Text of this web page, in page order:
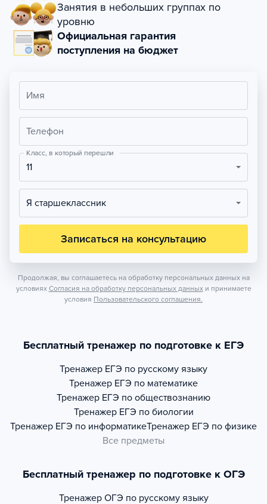
Занятия в небольших группах по
уровню
Официальная гарантия
поступления на бюджет
Имя
Телефон
Класс, в который перешли
11
Я старшеклассник
Записаться на консультацию
Продолжая, вы соглашаетесь на обработку персональных данных на
условиях Согласия на обработку персональных данных и принимаете
условия Пользовательского соглашения.
Бесплатный тренажер по подготовке к ЕГЭ
Тренажер ЕГЭ по русскому языку
Тренажер ЕГЭ по математике
Тренажер ЕГЭ по обществознанию
Тренажер ЕГЭ по биологии
Тренажер ЕГЭ по информатикеТренажер ЕГЭ по физике
Все предметы
Бесплатный тренажер по подготовке к ОГЭ
Тренажер ОГЭ по русскому языку